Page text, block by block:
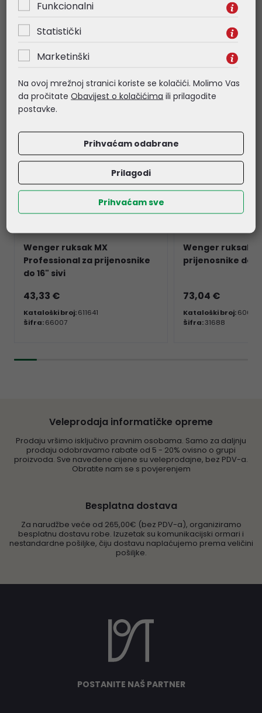
Povezani proizvodi
Wenger ruksak MX
Professional za prijenosnike
do 16" sivi
43,33 €
Kataloški broj:611641
Šifra:66007
Wenger ruksak
prijenosnike do
73,04 €
Kataloški broj:
Šifra:31688
Veleprodaja informatičke opreme
Prodaju vršimo isključivo pravnim osobama. Samo za daljnju
prodaju odobravamo rabate od 5 - 20% ovisno o grupi
proizvoda. Sve navedene cijene su veleprodajne, bez PDV-a.
Obratite nam se s povjerenjem
Besplatna dostava
Za narudžbe veće od 265,00€ (bez PDV-a), organiziramo
besplatnu dostavu robe. Izuzetak su komunikacijski ormari i
nestandardne pošiljke, čiju dostavu naplaćujemo prema veličini
pošiljke.
POSTANITE NAŠ PARTNER
Funkcionalni
Statistički
Marketinški
Na ovoj mrežnoj stranici koriste se kolačići. Molimo Vas
da pročitateObavijest o kolačićima ili prilagodite
postavke.
Prihvaćam odabrane
Prilagodi
Prihvaćam sve